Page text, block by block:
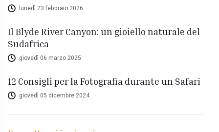
lunedì 23 febbraio 2026
Il Blyde River Canyon: un gioiello naturale del
Sudafrica
giovedì 06 marzo 2025
12 Consigli per la Fotografia durante un Safari
giovedì 05 dicembre 2024